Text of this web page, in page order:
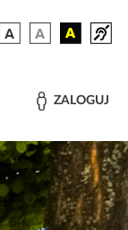
ZALOGUJ